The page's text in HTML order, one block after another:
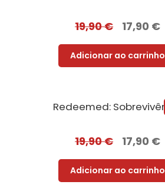
19,90€ 17,90 €
Adicionar ao carrinho
19,90€ 17,90 €
Adicionar ao carrinho